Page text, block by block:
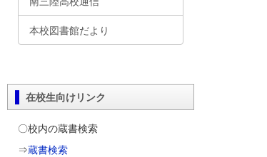
本校図書館だより
在校生向けリンク
〇校内の蔵書検索
⇒蔵書検索